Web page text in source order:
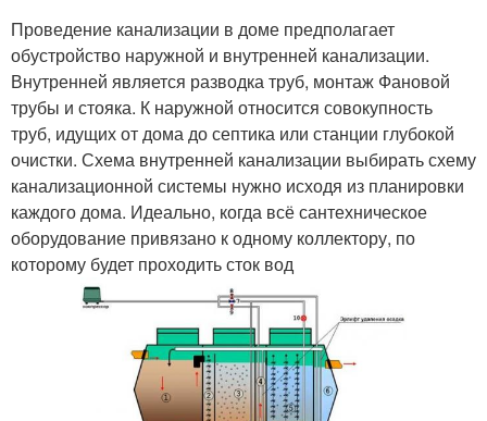
Проведение канализации в доме предполагает
обустройство наружной и внутренней канализации.
Внутренней является разводка труб, монтаж Фановой
трубы и стояка. К наружной относится совокупность
труб, идущих от дома до септика или станции глубокой
очистки. Схема внутренней канализации выбирать схему
канализационной системы нужно исходя из планировки
каждого дома. Идеально, когда всё сантехническое
оборудование привязано к одному коллектору, по
которому будет проходить сток вод